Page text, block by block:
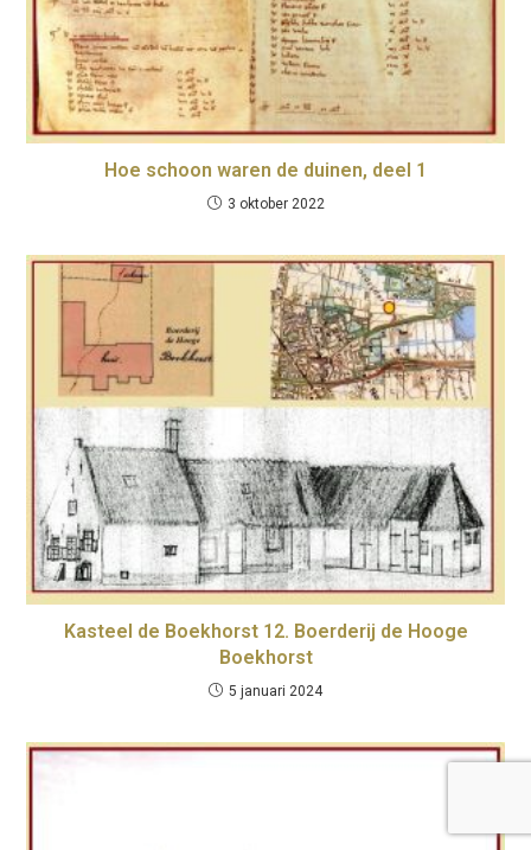
Hoe schoon waren de duinen, deel 1
3 oktober 2022
Kasteel de Boekhorst 12. Boerderij de Hooge
Boekhorst
5 januari 2024